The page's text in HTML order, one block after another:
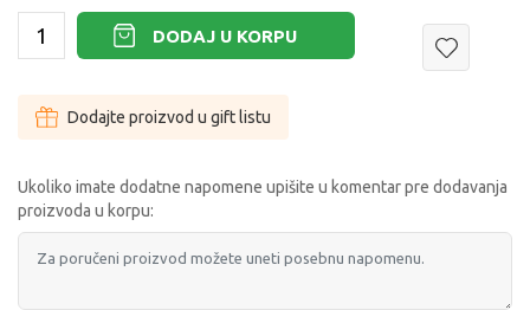
DODAJ U KORPU
Dodajte proizvod u gift listu
Ukoliko imate dodatne napomene upišite u komentar pre dodavanja
proizvoda u korpu: